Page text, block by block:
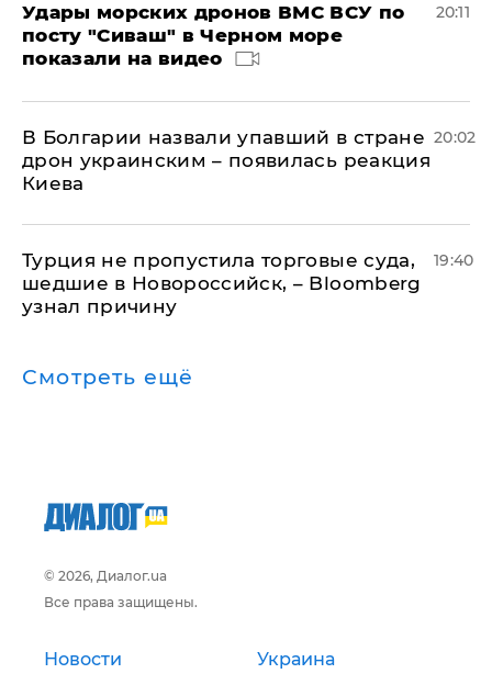
Удары морских дронов ВМС ВСУ по
посту "Сиваш" в Черном море
показали на видео
20:11
В Болгарии назвали упавший в стране
дрон украинским – появилась реакция
Киева
20:02
Турция не пропустила торговые суда,
шедшие в Новороссийск, – Bloomberg
узнал причину
19:40
Смотреть ещё
© 2026, Диалог.ua
Все права защищены.
Новости Украина